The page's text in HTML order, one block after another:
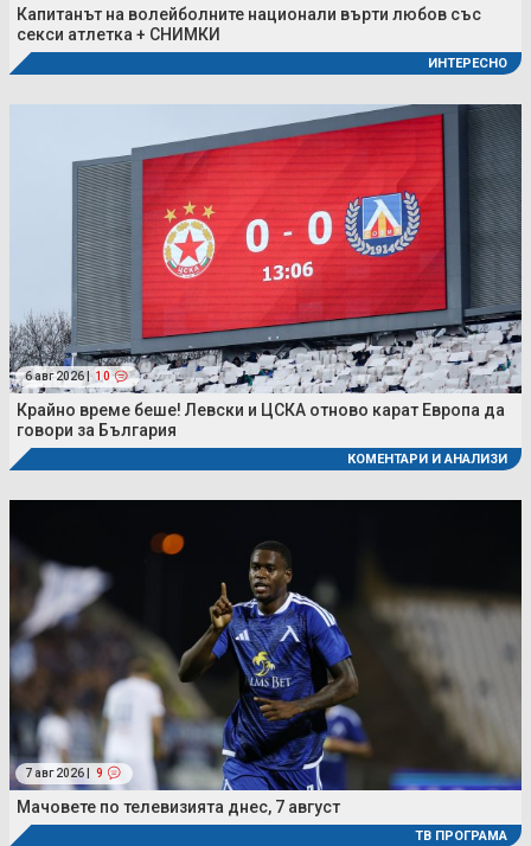
Капитанът на волейболните национали върти любов със
секси атлетка + СНИМКИ
ИНТЕРЕСНО
6 авг 2026 | 10
Крайно време беше! Левски и ЦСКА отново карат Европа да
говори за България
КОМЕНТАРИ И АНАЛИЗИ
7 авг 2026 | 9
Мачовете по телевизията днес, 7 август
ТВ ПРОГРАМА